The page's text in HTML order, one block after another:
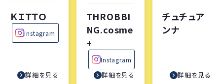
ＫＩＴＴＯ
Instagram
詳細を見る
THROBBI
NG.cosme
+
Instagram
詳細を見る
チュチュア
ンナ
詳細を見る